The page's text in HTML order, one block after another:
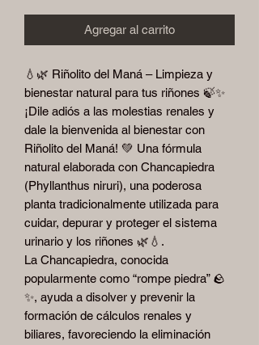
Agregar al carrito
💧🌿 Riñolito del Maná – Limpieza y
bienestar natural para tus riñones 🍃✨
¡Dile adiós a las molestias renales y
dale la bienvenida al bienestar con
Riñolito del Maná! 💚 Una fórmula
natural elaborada con Chancapiedra
(Phyllanthus niruri), una poderosa
planta tradicionalmente utilizada para
cuidar, depurar y proteger el sistema
urinario y los riñones 🌿💧.
La Chancapiedra, conocida
popularmente como “rompe piedra” 🪨
✨, ayuda a disolver y prevenir la
formación de cálculos renales y
biliares, favoreciendo la eliminación